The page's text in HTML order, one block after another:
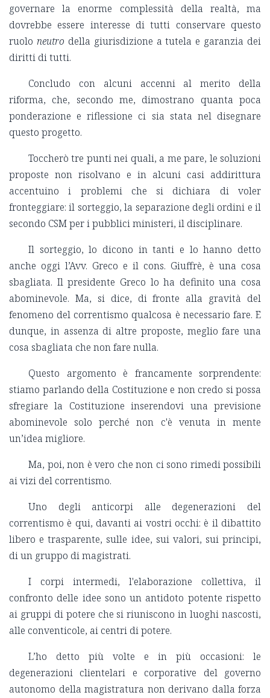
governare la enorme complessità della realtà, ma
dovrebbe essere interesse di tutti conservare questo
ruolo neutro della giurisdizione a tutela e garanzia dei
diritti di tutti.
Concludo con alcuni accenni al merito della
riforma, che, secondo me, dimostrano quanta poca
ponderazione e riflessione ci sia stata nel disegnare
questo progetto.
Toccherò tre punti nei quali, a me pare, le soluzioni
proposte non risolvano e in alcuni casi addirittura
accentuino i problemi che si dichiara di voler
fronteggiare: il sorteggio, la separazione degli ordini e il
secondo CSM per i pubblici ministeri, il disciplinare.
Il sorteggio, lo dicono in tanti e lo hanno detto
anche oggi l’Avv. Greco e il cons. Giuffrè, è una cosa
sbagliata. Il presidente Greco lo ha definito una cosa
abominevole. Ma, si dice, di fronte alla gravità del
fenomeno del correntismo qualcosa è necessario fare. E
dunque, in assenza di altre proposte, meglio fare una
cosa sbagliata che non fare nulla.
Questo argomento è francamente sorprendente:
stiamo parlando della Costituzione e non credo si possa
sfregiare la Costituzione inserendovi una previsione
abominevole solo perché non c'è venuta in mente
un’idea migliore.
Ma, poi, non è vero che non ci sono rimedi possibili
ai vizi del correntismo.
Uno degli anticorpi alle degenerazioni del
correntismo è qui, davanti ai vostri occhi: è il dibattito
libero e trasparente, sulle idee, sui valori, sui principi,
di un gruppo di magistrati.
I corpi intermedi, l'elaborazione collettiva, il
confronto delle idee sono un antidoto potente rispetto
ai gruppi di potere che si riuniscono in luoghi nascosti,
alle conventicole, ai centri di potere.
L’ho detto più volte e in più occasioni: le
degenerazioni clientelari e corporative del governo
autonomo della magistratura non derivano dalla forza